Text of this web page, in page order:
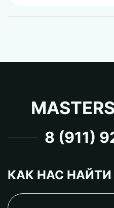
8 (911)
КАК НАС НАЙТИ